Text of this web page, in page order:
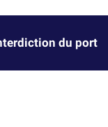
du port